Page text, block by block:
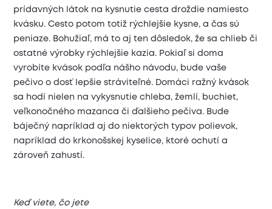
prídavných látok na kysnutie cesta droždie namiesto
kvásku. Cesto potom totiž rýchlejšie kysne, a čas sú
peniaze. Bohužiaľ, má to aj ten dôsledok, že sa chlieb či
ostatné výrobky rýchlejšie kazia. Pokiaľ si doma
vyrobíte kvások podľa nášho návodu, bude vaše
pečivo o dosť lepšie stráviteľné. Domáci ražný kvások
sa hodí nielen na vykysnutie chleba, žemlí, buchiet,
veľkonočného mazanca či ďalšieho pečiva. Bude
báječný napríklad aj do niektorých typov polievok,
napríklad do krkonošskej kyselice, ktoré ochutí a
zároveň zahustí.
Keď viete, čo jete